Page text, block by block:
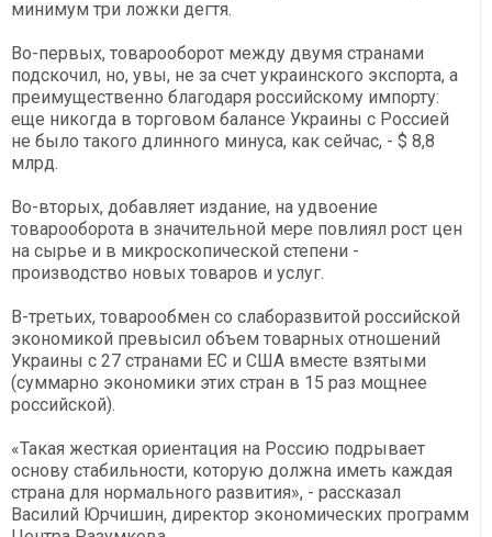
минимум три ложки дегтя.
Во-первых, товарооборот между двумя странами
подскочил, но, увы, не за счет украинского экспорта, а
преимущественно благодаря российскому импорту:
еще никогда в торговом балансе Украины с Россией
не было такого длинного минуса, как сейчас, - $ 8,8
млрд.
Во-вторых, добавляет издание, на удвоение
товарооборота в значительной мере повлиял рост цен
на сырье и в микроскопической степени -
производство новых товаров и услуг.
В-третьих, товарообмен со слаборазвитой российской
экономикой превысил объем товарных отношений
Украины с 27 странами ЕС и США вместе взятыми
(суммарно экономики этих стран в 15 раз мощнее
российской).
«Такая жесткая ориентация на Россию подрывает
основу стабильности, которую должна иметь каждая
страна для нормального развития», - рассказал
Василий Юрчишин, директор экономических программ